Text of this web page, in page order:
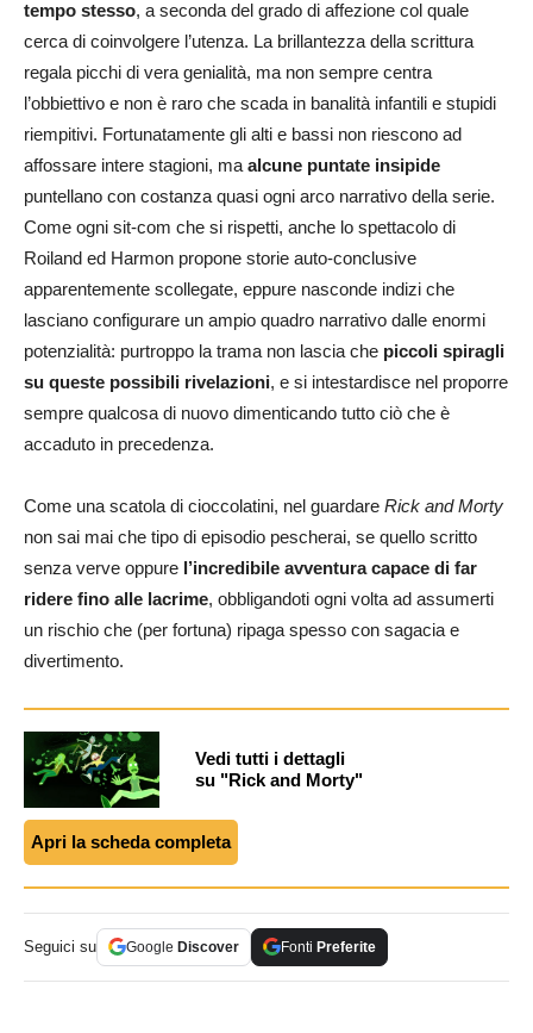
tempo stesso, a seconda del grado di affezione col quale
cerca di coinvolgere l’utenza. La brillantezza della scrittura
regala picchi di vera genialità, ma non sempre centra
l’obbiettivo e non è raro che scada in banalità infantili e stupidi
riempitivi. Fortunatamente gli alti e bassi non riescono ad
affossare intere stagioni, ma alcune puntate insipide
puntellano con costanza quasi ogni arco narrativo della serie.
Come ogni sit-com che si rispetti, anche lo spettacolo di
Roiland ed Harmon propone storie auto-conclusive
apparentemente scollegate, eppure nasconde indizi che
lasciano configurare un ampio quadro narrativo dalle enormi
potenzialità: purtroppo la trama non lascia che piccoli spiragli
su queste possibili rivelazioni, e si intestardisce nel proporre
sempre qualcosa di nuovo dimenticando tutto ciò che è
accaduto in precedenza.
Come una scatola di cioccolatini, nel guardare Rick and Morty
non sai mai che tipo di episodio pescherai, se quello scritto
senza verve oppure l’incredibile avventura capace di far
ridere fino alle lacrime, obbligandoti ogni volta ad assumerti
un rischio che (per fortuna) ripaga spesso con sagacia e
divertimento.
Vedi tutti i dettagli
su "Rick and Morty"
Apri la scheda completa
Seguici su Google Discover Fonti Preferite